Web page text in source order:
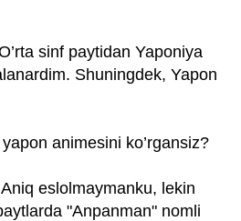
sinf paytidan Yaponiya
Shuningdek, Yapon
animesini ko’rgansiz?
Aniq eslolmaymanku, lekin
"Anpanman" nomli